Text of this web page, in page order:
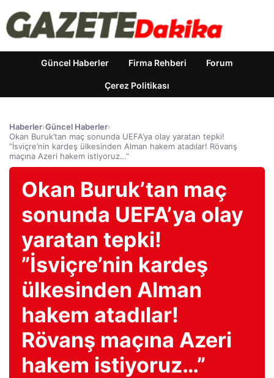
Güncel Haberler Firma Rehberi Forum
Çerez Politikası
Haberler›Güncel Haberler›
Okan Buruk’tan maç sonunda UEFA’ya olay yaratan tepki!
”İsviçre’nin kardeş ülkesinden Alman hakem atadılar! Rövanş
maçına Azeri hakem istiyoruz…”
Okan Buruk’tan maç
sonunda UEFA’ya olay
yaratan tepki!
”İsviçre’nin kardeş
ülkesinden Alman
hakem atadılar!
Rövanş maçına Azeri
hakem istiyoruz…”